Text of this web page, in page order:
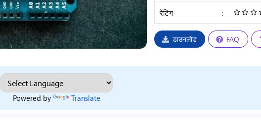
रेटिंग :
डाउनलोड FAQ
Powered by Translate